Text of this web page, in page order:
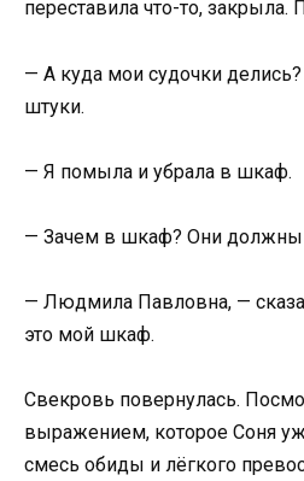
переставила что-то, закрыла.
— А куда мои судочки
штуки.
— Я помыла и убрала в шкаф.
— Зачем в шкаф? Они должны
— Людмила Павловна, —
это мой шкаф.
Свекровь повернулась.
выражением, которое Соня
смесь обиды и лёгкого